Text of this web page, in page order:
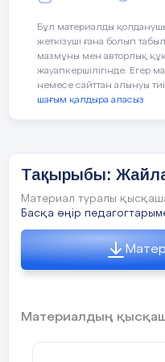
ойындарын
Тапқырлық,
көрсете білді.
Бұл материалды
жеткізуші ғана болып
мазмұны мен авторлық
жауапкершілігінде. Егер
немесе сайттан алынуы
шағым қалдыра аласыз
Тақырыбы:
Материал туралы қысқаша
Басқа өңір
Материалдың